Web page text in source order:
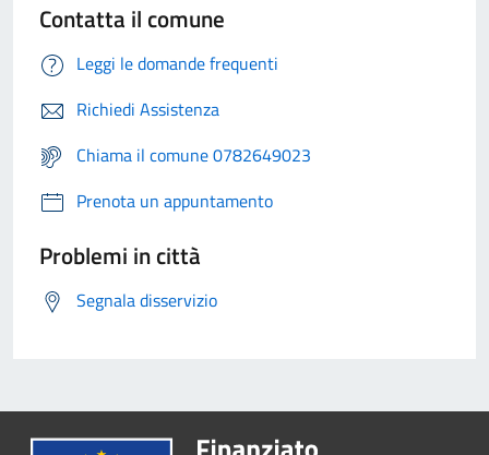
Contatta il comune
Leggi le domande frequenti
Richiedi Assistenza
Chiama il comune 0782649023
Prenota un appuntamento
Problemi in città
Segnala disservizio